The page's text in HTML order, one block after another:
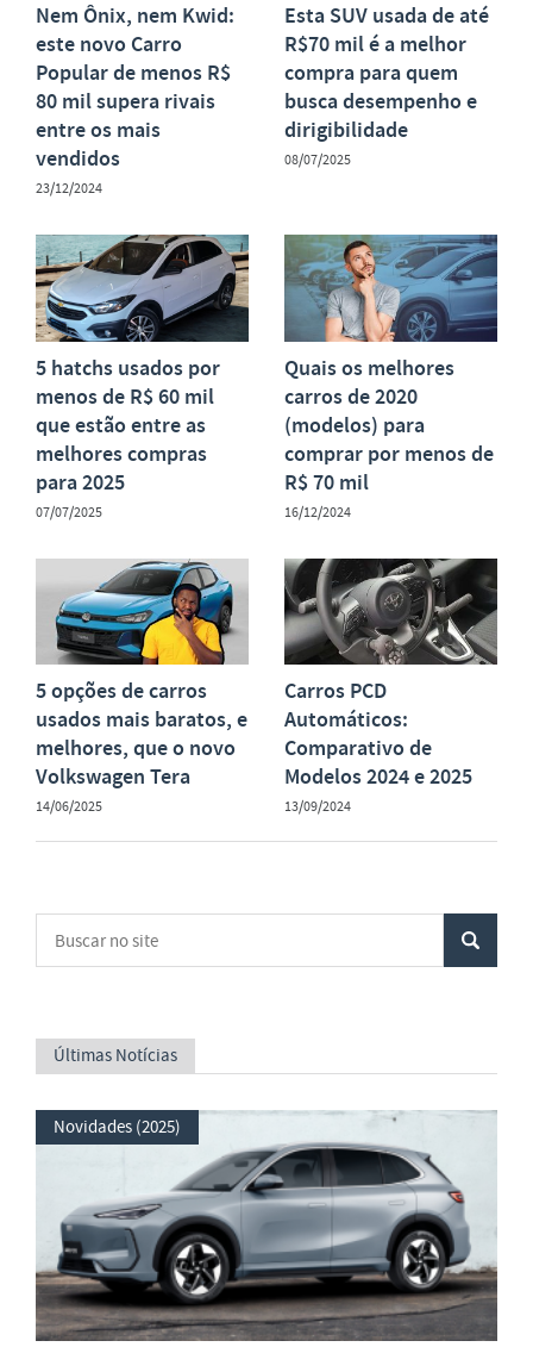
Nem Ônix, nem Kwid:
este novo Carro
Popular de menos R$
80 mil supera rivais
entre os mais
vendidos
23/12/2024
Esta SUV usada de até
R$70 mil é a melhor
compra para quem
busca desempenho e
dirigibilidade
08/07/2025
5 hatchs usados por
menos de R$ 60 mil
que estão entre as
melhores compras
para 2025
07/07/2025
Quais os melhores
carros de 2020
(modelos) para
comprar por menos de
R$ 70 mil
16/12/2024
5 opções de carros
usados mais baratos, e
melhores, que o novo
Volkswagen Tera
14/06/2025
Carros PCD
Automáticos:
Comparativo de
Modelos 2024 e 2025
13/09/2024
Últimas Notícias
Novidades (2025)